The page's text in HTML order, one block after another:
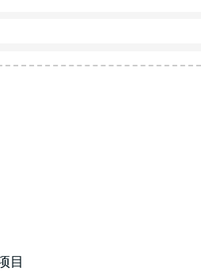
目